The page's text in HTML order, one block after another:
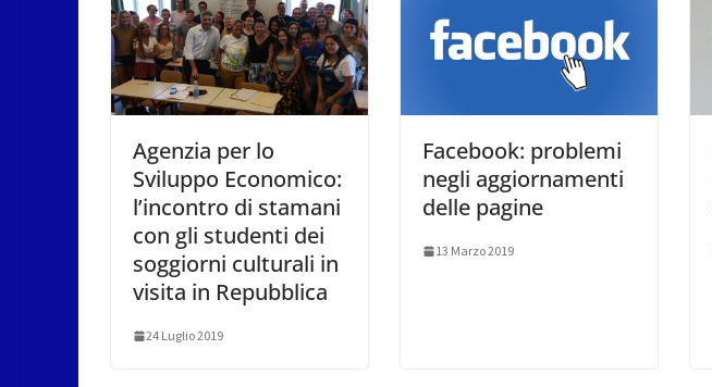
Agenzia per lo
Sviluppo Economico:
l’incontro di stamani
con gli studenti dei
soggiorni culturali in
visita in Repubblica
24 Luglio 2019
Facebook: problemi
negli aggiornamenti
delle pagine
13 Marzo 2019